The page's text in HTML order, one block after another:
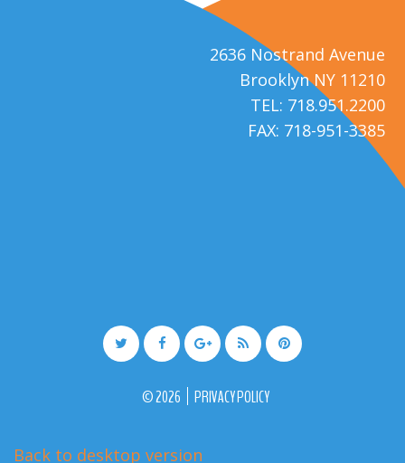
2636 Nostrand Avenue
Brooklyn NY 11210
TEL: 718.951.2200
FAX: 718-951-3385
©2026 PRIVACY POLICY
Back to desktop version